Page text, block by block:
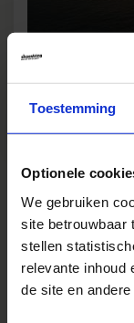
Toestemming
Optionele
We gebruiken
site betrouwbaar
stellen
relevante inhoud
de site en andere
Accommodaties
Reizen met